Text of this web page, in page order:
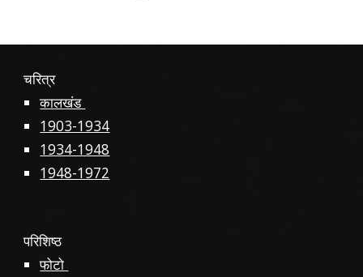
चरित्र
कालखंड
1903-1934
1934-1948
1948-1972
परिशिष्ठ
फोटो